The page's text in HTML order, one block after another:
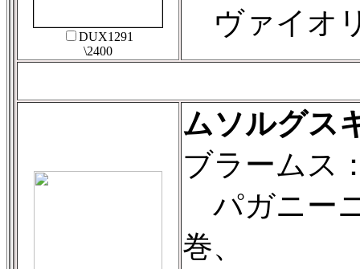
DUX1291
\2400
ヴァイオ
ムソルグス
ブラームス
パガニー
巻、